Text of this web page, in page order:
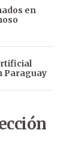
en
Paraguay